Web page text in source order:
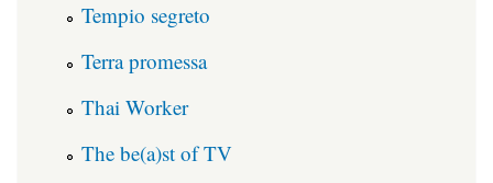
Tempio segreto
Terra promessa
Thai Worker
The be(a)st of TV